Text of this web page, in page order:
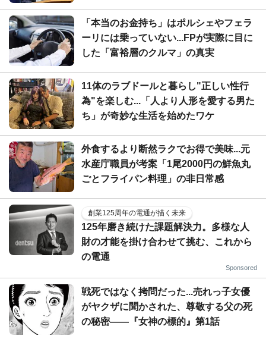
「本当のお金持ち」はポルシェやフェラ
ーリには乗っていない...FPが実際に目に
した「富裕層のクルマ」の真実
11体のラブドールと暮らし"正しい性行
為"を楽しむ...「人より人形を愛する男た
ち」が奇妙な生活を始めたワケ
外食するより断然ラクでお得で美味...元
水産庁職員が考案「1尾2000円の鮮魚丸
ごとフライパン料理」の非日常感
創業125周年の電通が描く未来
125年磨き続けた課題解決力。多様な人
財の才能を掛け合わせて挑む、これから
の電通
Sponsored
戦死ではなく拷問だった...売れっ子女優
がヤクザに聞かされた、尊敬する父の死
の秘密――『女神の標的』第1話